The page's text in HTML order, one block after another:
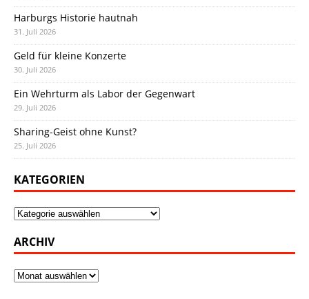
Harburgs Historie hautnah
31. Juli 2026
Geld für kleine Konzerte
30. Juli 2026
Ein Wehrturm als Labor der Gegenwart
29. Juli 2026
Sharing-Geist ohne Kunst?
25. Juli 2026
KATEGORIEN
Kategorien
ARCHIV
Archiv